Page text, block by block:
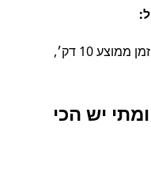
מפעיל #26999 (~100%), זמן ממוצע 10 דק׳,
יש הכי